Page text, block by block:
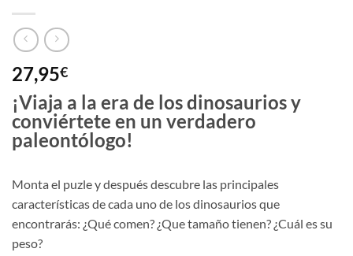
27,95€
¡Viaja a la era de los dinosaurios y
conviértete en un verdadero
paleontólogo!
Monta el puzle y después descubre las principales
características de cada uno de los dinosaurios que
encontrarás: ¿Qué comen? ¿Que tamaño tienen? ¿Cuál es su
peso?